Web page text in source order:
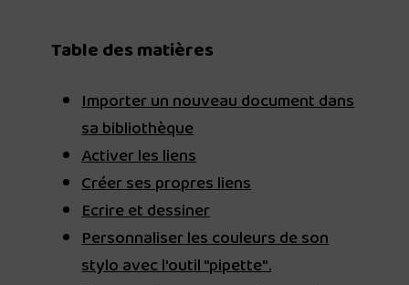
Table des matières
Importer un nouveau document dans
sa bibliothèque
Activer les liens
Créer ses propres liens
Ecrire et dessiner
Personnaliser les couleurs de son
stylo avec l'outil "pipette".